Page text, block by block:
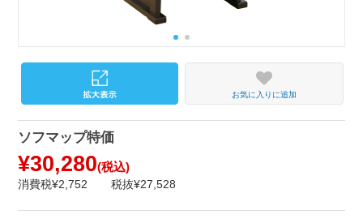
お気に入りに追加
ソフマップ特価
¥30,280(税込)
消費税¥2,752 税抜¥27,528